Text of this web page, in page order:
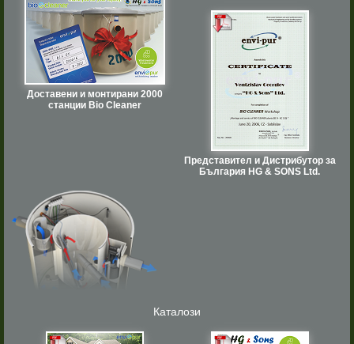
Доставени и монтирани 2000
станции Bio Cleaner
Представител и Дистрибутор за
България HG & SONS Ltd.
Каталози